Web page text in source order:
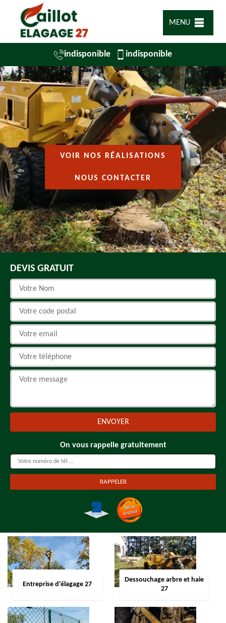
MENU
indisponible indisponible
VOIR NOS RÉALISATIONS
NOUS CONTACTER
DEVIS GRATUIT
On vous rappelle gratuitement
Entreprise d'élagage 27
Dessouchage arbre et haie
27